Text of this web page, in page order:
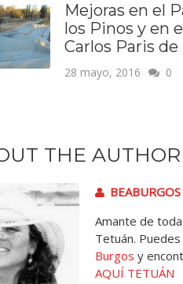
Mejoras en el
los Pinos y en
Carlos Paris
28 mayo, 2016 0
THE AUTHOR
BEABURGOS
Amante de
Tetuán.
Burgos y
AQUÍ TETUÁN